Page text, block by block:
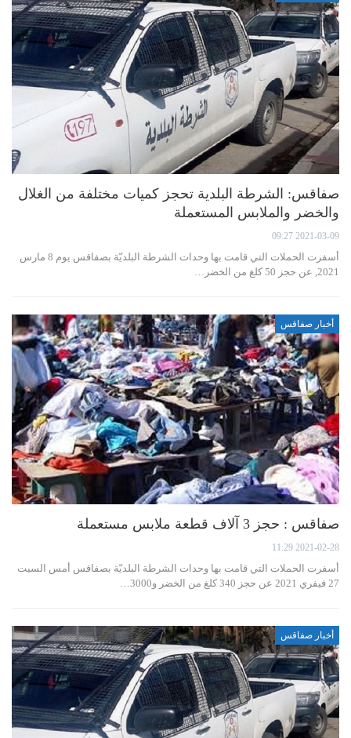
صفاقس: الشرطة البلدية تحجز كميات مختلفة من الغلال
والخضر والملابس المستعملة
2021-03-09 09:27
أسفرت الحملات التي قامت بها وحدات الشرطة البلديّة بصفاقس يوم 8 مارس
2021, عن حجز 50 كلغ من الخضر…
أخبار صفاقس
صفاقس : حجز 3 آلاف قطعة ملابس مستعملة
2021-02-28 11:29
أسفرت الحملات التي قامت بها وحدات الشرطة البلديّة بصفاقس أمس السبت
27 فيفري 2021 عن حجز 340 كلغ من الخضر و3000…
أخبار صفاقس